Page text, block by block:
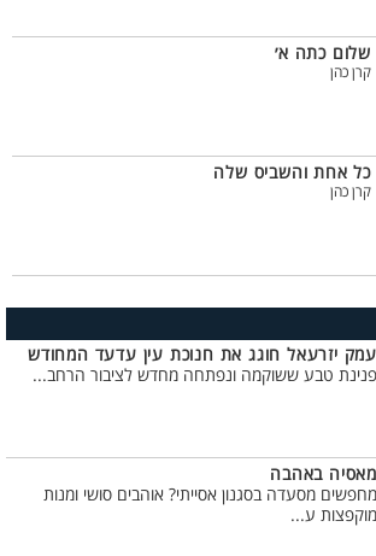
שלום כתה א׳
קרן כהן
כל אחת והשביס שלה
קרן כהן
עמק יזרעאל חוגג את חנוכת עין עדעד המחודש
פנינת טבע ששוקמה ונפתחה מחדש לציבור הרחב...
מאסיה באהבה
מחפשים מסעדה בסגנון אסייתי? אוהבים סושי ומנות
מוקפצות ע...